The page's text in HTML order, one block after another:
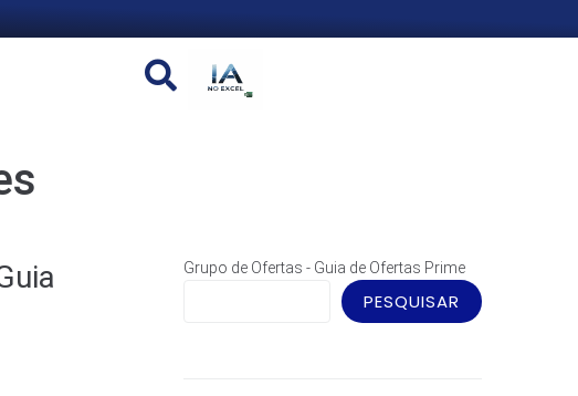
Grupo de Ofertas - Guia de Ofertas Prime
PESQUISAR